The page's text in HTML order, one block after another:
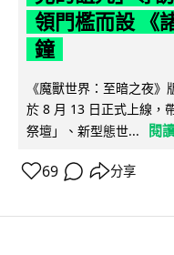
領門檻而設 《
鐘
《魔獸世界：至暗之夜
於 8 月 13 日正式上線，
祭壇」、新型態世...
閱
69 分享